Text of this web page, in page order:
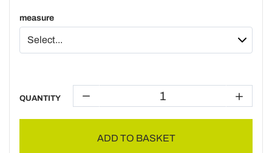
measure
QUANTITY
ADD TO BASKET